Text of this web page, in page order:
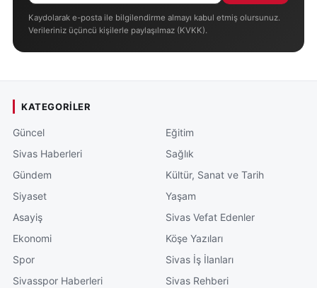
Kaydolarak e-posta ile bilgilendirme almayı kabul etmiş olursunuz.
Verileriniz üçüncü kişilerle paylaşılmaz (KVKK).
KATEGORILER
Güncel
Sivas Haberleri
Gündem
Siyaset
Asayiş
Ekonomi
Spor
Sivasspor Haberleri
Eğitim
Sağlık
Kültür, Sanat ve Tarih
Yaşam
Sivas Vefat Edenler
Köşe Yazıları
Sivas İş İlanları
Sivas Rehberi